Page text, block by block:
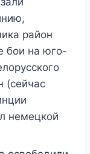
район
бои на юго-
(сейчас
немецкой